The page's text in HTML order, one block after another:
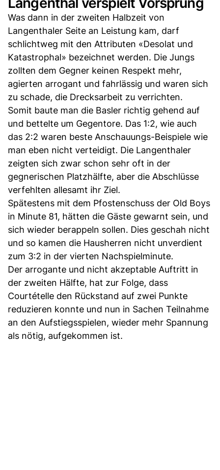
Was dann in der zweiten Halbzeit von
Langenthaler Seite an Leistung kam, darf
schlichtweg mit den Attributen «Desolat und
Katastrophal» bezeichnet werden. Die Jungs
zollten dem Gegner keinen Respekt mehr,
agierten arrogant und fahrlässig und waren sich
zu schade, die Drecksarbeit zu verrichten.
Somit baute man die Basler richtig gehend auf
und bettelte um Gegentore. Das 1:2, wie auch
das 2:2 waren beste Anschauungs-Beispiele wie
man eben nicht verteidigt. Die Langenthaler
zeigten sich zwar schon sehr oft in der
gegnerischen Platzhälfte, aber die Abschlüsse
verfehlten allesamt ihr Ziel.
Spätestens mit dem Pfostenschuss der Old Boys
in Minute 81, hätten die Gäste gewarnt sein, und
sich wieder berappeln sollen. Dies geschah nicht
und so kamen die Hausherren nicht unverdient
zum 3:2 in der vierten Nachspielminute.
Der arrogante und nicht akzeptable Auftritt in
der zweiten Hälfte, hat zur Folge, dass
Courtételle den Rückstand auf zwei Punkte
reduzieren konnte und nun in Sachen Teilnahme
an den Aufstiegsspielen, wieder mehr Spannung
als nötig, aufgekommen ist.